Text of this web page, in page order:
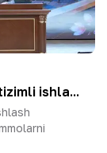
ishla...